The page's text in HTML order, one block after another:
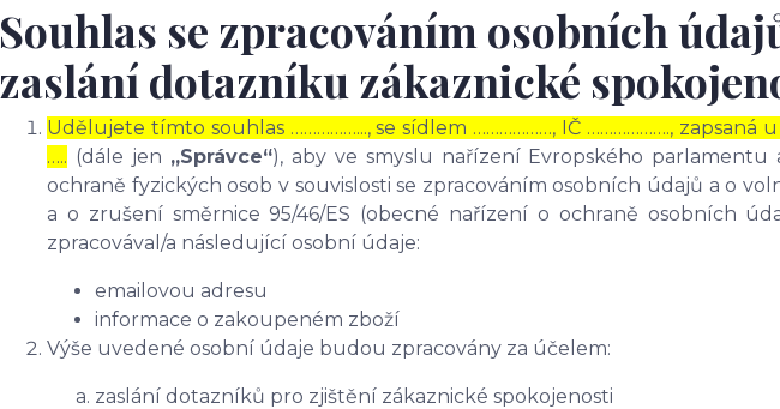
Souhlas se zpracováním osobních
zaslání dotazníku zákaznické
Udělujete tímto souhlas ……………..., se sídlem ………………, IČ ………………., zapsaná
….. (dále jen „Správce“), aby ve smyslu nařízení Evropského parlamentu
ochraně fyzických osob v souvislosti se zpracováním osobních údajů a o
a o zrušení směrnice 95/46/ES (obecné nařízení o ochraně osobních
zpracovával/a následující osobní údaje:
emailovou adresu
informace o zakoupeném zboží
Výše uvedené osobní údaje budou zpracovány za účelem:
zaslání dotazníků pro zjištění zákaznické spokojenosti